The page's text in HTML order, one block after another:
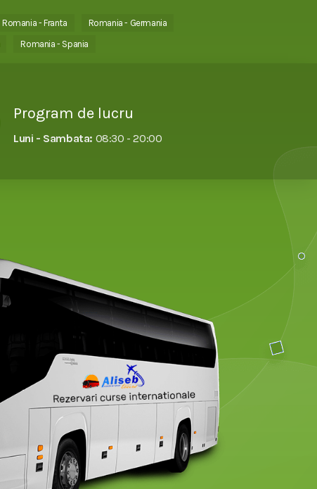
Romania - Franta
Romania - Germania
Romania - Spania
Program de lucru
Luni - Sambata: 08:30 - 20:00